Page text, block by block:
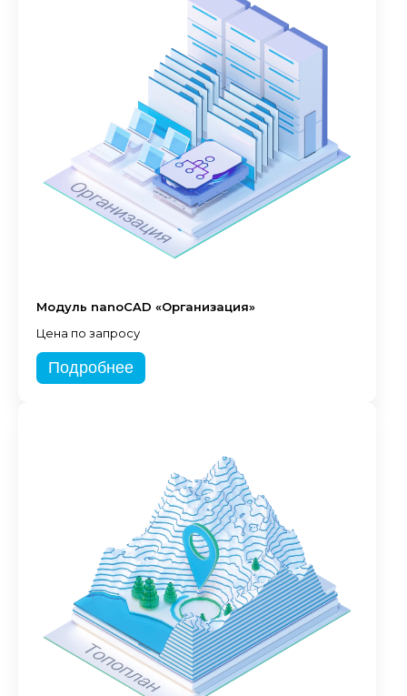
Модуль nanoCAD «Организация»
Цена по запросу
Подробнее